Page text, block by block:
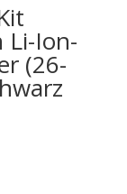
Li-Ion-
(26-